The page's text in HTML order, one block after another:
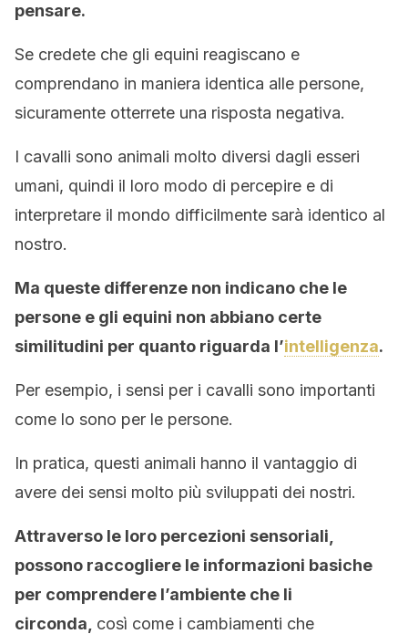
pensare.
Se credete che gli equini reagiscano e
comprendano in maniera identica alle persone,
sicuramente otterrete una risposta negativa.
I cavalli sono animali molto diversi dagli esseri
umani, quindi il loro modo di percepire e di
interpretare il mondo difficilmente sarà identico al
nostro.
Ma queste differenze non indicano che le
persone e gli equini non abbiano certe
similitudini per quanto riguarda l’intelligenza.
Per esempio, i sensi per i cavalli sono importanti
come lo sono per le persone.
In pratica, questi animali hanno il vantaggio di
avere dei sensi molto più sviluppati dei nostri.
Attraverso le loro percezioni sensoriali,
possono raccogliere le informazioni basiche
per comprendere l’ambiente che li
circonda, così come i cambiamenti che